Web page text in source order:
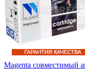
Magenta совместимый